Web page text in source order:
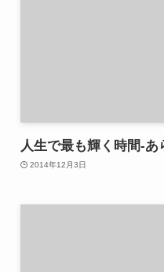
人生で最も輝く時間-あ
2014年12月3日